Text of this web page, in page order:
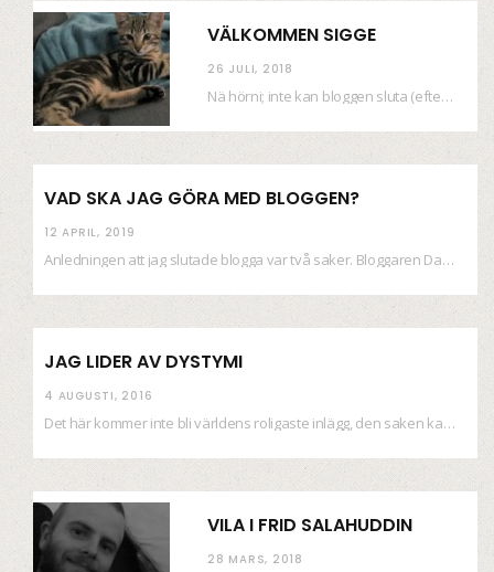
VÄLKOMMEN SIGGE
26 JULI, 2018
Nä hörni; inte kan bloggen sluta (eftersom jag så sällan uppdaterar skiten) i sånt supermoll.…
VAD SKA JAG GÖRA MED BLOGGEN?
12 APRIL, 2019
Anledningen att jag slutade blogga var två saker. Bloggaren Daniel skrev ut checkar som personen…
JAG LIDER AV DYSTYMI
4 AUGUSTI, 2016
Det här kommer inte bli världens roligaste inlägg, den saken kan ni räkna med. Det…
VILA I FRID SALAHUDDIN
28 MARS, 2018